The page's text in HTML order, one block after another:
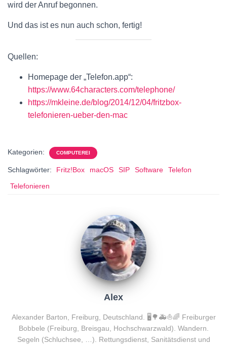
wird der Anruf begonnen.
Und das ist es nun auch schon, fertig!
Quellen:
Homepage der „Telefon.app“:
https://www.64characters.com/telephone/
https://mkleine.de/blog/2014/12/04/fritzbox-
telefonieren-ueber-den-mac
Kategorien: COMPUTEREI
Schlagwörter: Fritz!Box macOS SIP Software
Telefon
Telefonieren
Alex
Alexander Barton, Freiburg, Deutschland. 🖥️🌳🚑⛵️🌈 Freiburger
Bobbele (Freiburg, Breisgau, Hochschwarzwald). Wandern.
Segeln (Schluchsee, …). Rettungsdienst, Sanitätsdienst und